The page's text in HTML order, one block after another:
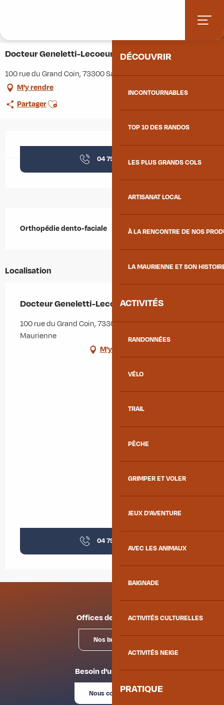
principal
DÉCOUVRIR
INCONTOURNABLES
TOP 10 DES RANDOS
LES PLUS GRANDS COLS
ARTISANAT LOCAL
À LA RENCONTRE DE NOS
LA MAURIENNE ET SON
ACTIVITÉS
RANDONNÉES
VÉLO
TRAIL
PÊCHE
GRIMPER ET VOLER
JEUX D'AVENTURE
AVEC LES ANIMAUX
BAIGNADE
ACTIVITÉS CULTURELLES
ACTIVITÉS NEIGE
PRATIQUE
Docteur Geneletti-Lecoeur Elisabeth
100 rue du Grand Coin, 73300 Saint-Jean-de-Maurienne
M'y rendre
PartagerAjouter aux favoris
04 79 59 87▒▒
Orthopédie dento-faciale
Localisation
Docteur Geneletti-Lecoeur Elisabeth
100 rue du Grand Coin, 73300 Saint-Jean-de-
Maurienne
M'y rendre
04 79 59 87
Offices de tourisme
Nos bureaux
Besoin d'un conseil ?
Nous contacter